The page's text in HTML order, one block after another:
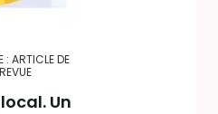
: ARTICLE DE
REVUE
Un